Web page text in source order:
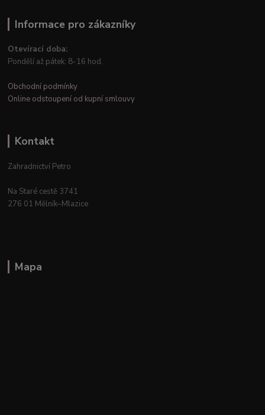
Informace pro zákazníky
Otevírací doba:
Pondělí až pátek: 8-16 hod.
Obchodní podmínky
Online odstoupení od kupní smlouvy
Kontakt
Zahradnictví Petro
Na Staré cestě 3741
276 01 Mělník–Mlazice
Mapa